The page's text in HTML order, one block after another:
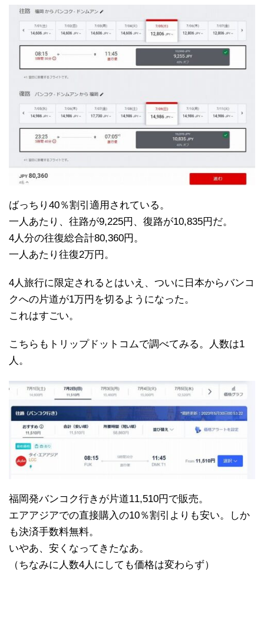
ばっちり40％割引適用されている。
一人あたり、往路が9,225円、復路が10,835円だ。
4人分の往復総合計80,360円。
一人あたり往復2万円。
4人旅行に限定されるとはいえ、ついに日本からバンコ
クへの片道が1万円を切るようになった。
これはすごい。
こちらもトリップドットコムで調べてみる。人数は1
人。
福岡発バンコク行きが片道11,510円で販売。
エアアジアでの直接購入の10％割引よりも安い。しか
も決済手数料無料。
いやあ、安くなってきたなあ。
（ちなみに人数4人にしても価格は変わらず）